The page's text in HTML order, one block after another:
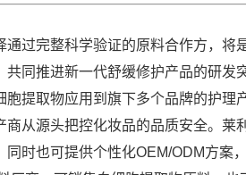
过完整科学验证的原料合作方，将
同推进新一代舒缓修护产品的研发
提取物应用到旗下多个品牌的护理
从源头把控化妆品的品质安全。莱
时也可提供个性化OEM/ODM方案